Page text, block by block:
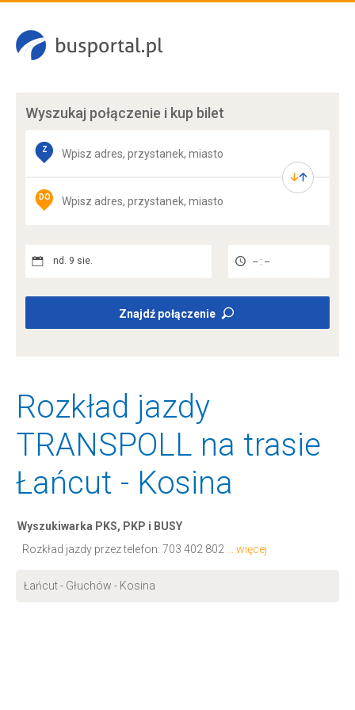
Wyszukaj połączenie i kup bilet
Z
DO
nd. 9 sie. -- : --
Znajdź połączenie
Rozkład jazdy
TRANSPOLL na trasie
Łańcut - Kosina
Wyszukiwarka PKS, PKP i BUSY
Rozkład jazdy przez telefon: 703 402 802 ... więcej
Łańcut - Głuchów - Kosina